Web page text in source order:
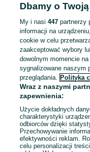
Mapa kategorii
Mapa miejscowości
Mapa ministron
Popularne wyszukiwania
Dbamy o
My i nasi447 partnerzy
informacji na
cookie w celu
zaakceptować wybory
dowolnym momencie
sygnalizowane naszym
przeglądania. Polityka
Wraz z naszymi
zapewnienia:
Użycie dokładnych
charakterystyki
odbiorców dzięki
Przechowywanie
efektywności reklam.
celu personalizacji